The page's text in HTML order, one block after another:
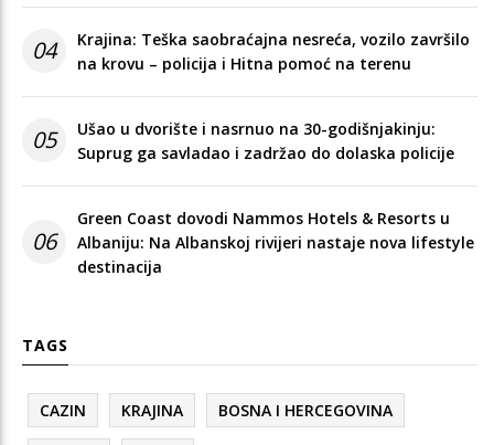
04
Krajina: Teška saobraćajna nesreća, vozilo završilo
na krovu – policija i Hitna pomoć na terenu
05
Ušao u dvorište i nasrnuo na 30-godišnjakinju:
Suprug ga savladao i zadržao do dolaska policije
06
Green Coast dovodi Nammos Hotels & Resorts u
Albaniju: Na Albanskoj rivijeri nastaje nova lifestyle
destinacija
TAGS
CAZIN KRAJINA BOSNA I HERCEGOVINA